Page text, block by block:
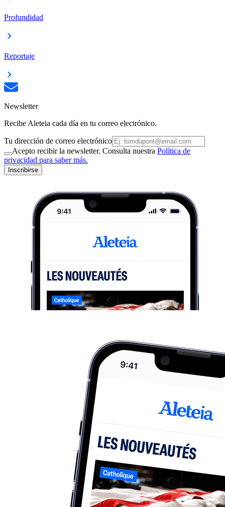
Profundidad
Reportaje
Newsletter
Recibe Aleteia cada día en tu correo electrónico.
Tu dirección de correo electrónico
Acepto recibir la newsletter. Consulta nuestra Política de
privacidad para saber más.
Inscribirse